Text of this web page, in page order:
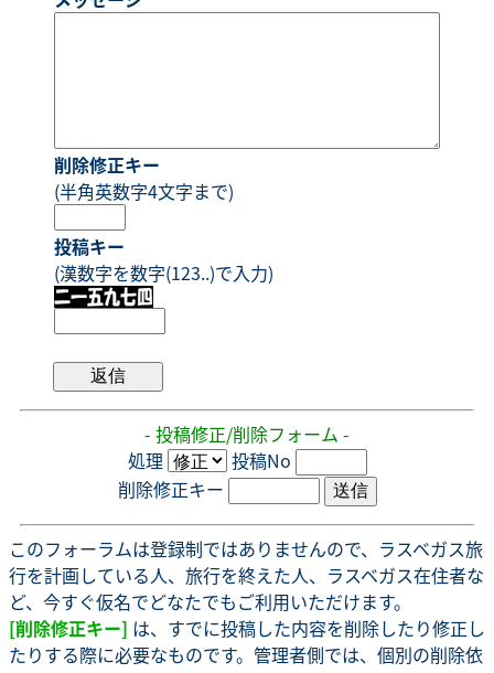
削除修正キー
(半角英数字4文字まで)
投稿キー
(漢数字を数字(123..)で入力)
- 投稿修正/削除フォーム -
処理
投稿No
削除修正キー
このフォーラムは登録制ではありませんので、ラスベガス旅
行を計画している人、旅行を終えた人、ラスベガス在住者な
ど、今すぐ仮名でどなたでもご利用いただけます。
[削除修正キー] は、すでに投稿した内容を削除したり修正し
たりする際に必要なものです。管理者側では、個別の削除依